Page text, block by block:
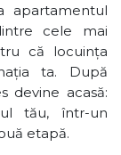
apartamentul
cele mai
că locuința
ta. După
devine acasă:
tău, într-un
etapă.